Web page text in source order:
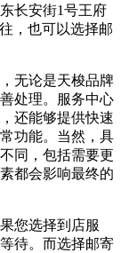
长安街1号王府
，也可以选择邮
无论是天梭品牌
处理。服务中心
还能够提供快速
功能。当然，具
同，包括需要更
都会影响最终的
您选择到店服
待。而选择邮寄